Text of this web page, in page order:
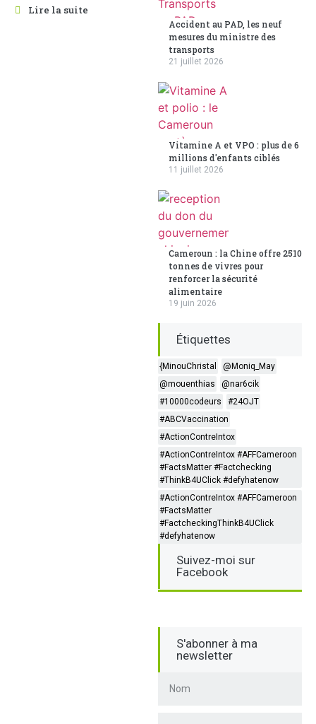
Lire la suite
Accident au PAD, les neuf
mesures du ministre des
transports
21 juillet 2026
Vitamine A et VPO : plus de 6
millions d'enfants ciblés
11 juillet 2026
Cameroun : la Chine offre 2510
tonnes de vivres pour
renforcer la sécurité
alimentaire
19 juin 2026
Étiquettes
{MinouChristal
@Moniq_May
@mouenthias
@nar6cik
#10000codeurs
#24OJT
#ABCVaccination
#ActionContreIntox
#ActionContreIntox #AFFCameroon
#FactsMatter #Factchecking
#ThinkB4UClick #defyhatenow
#ActionContreIntox #AFFCameroon
#FactsMatter
#FactcheckingThinkB4UClick
#defyhatenow
Suivez-moi sur
Facebook
S'abonner à ma
newsletter